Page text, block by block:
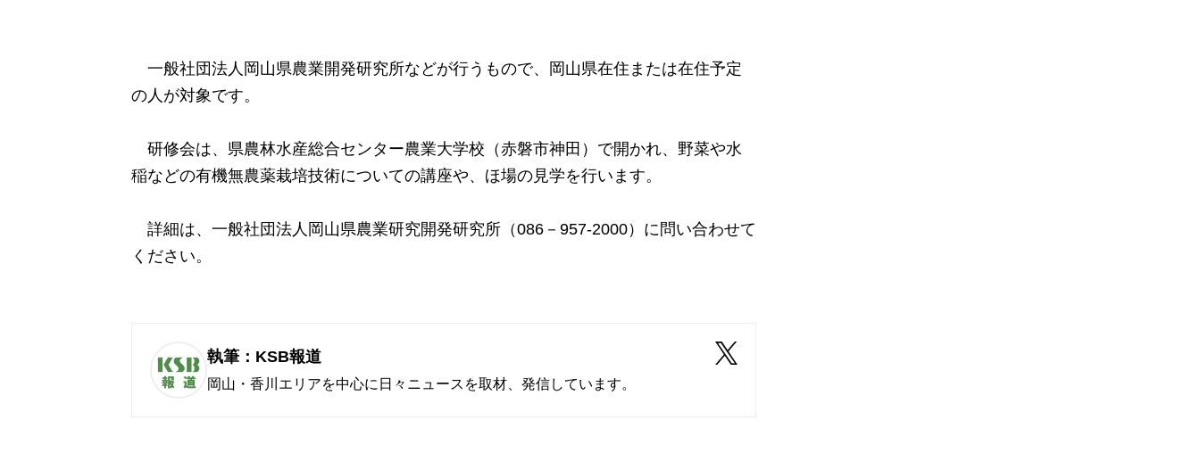
一般社団法人岡山県農業開発研究所などが行うもので、岡山県在住または在住予定
の人が対象です。
研修会は、県農林水産総合センター農業大学校（赤磐市神田）で開かれ、野菜や水
稲などの有機無農薬栽培技術についての講座や、ほ場の見学を行います。
詳細は、一般社団法人 岡山県農業研究開発研究所（086－957-2000）に問い合わせて
ください。
執筆：KSB報道
岡山・香川エリアを中心に日々ニュースを取材、発信しています。